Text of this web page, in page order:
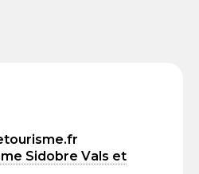
Sidobre Vals et